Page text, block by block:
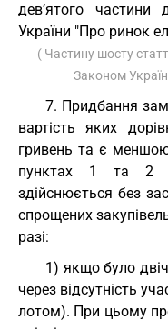
дев’ятого частини
України "Про ринок
( Частину шосту
Законом
7. Придбання
вартість яких
гривень та є
пунктах 1 та 2
здійснюється без
спрощених
разі:
1) якщо було
через відсутність
лотом). При цьому